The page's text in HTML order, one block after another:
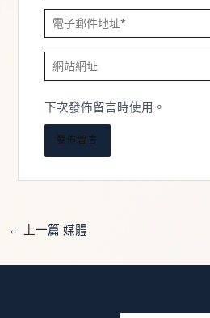
電
子
郵
件
地
址
網
站
網
址
下次發佈留言時使用。
← 上一篇 媒體